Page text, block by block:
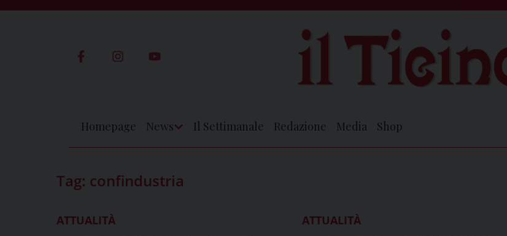
Homepage News Il Settimanale Redazione Media Shop
Tag: confindustria
ATTUALITÀ ATTUALITÀ